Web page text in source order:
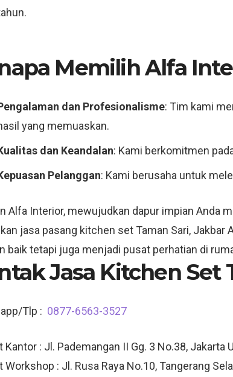
Memilih Alfa
dan Profesionalisme: Tim kami
yang memuaskan.
dan Keandalan: Kami berkomitmen
Pelanggan: Kami berusaha untuk
Alfa Interior, mewujudkan dapur impian Anda
jasa pasang kitchen set Taman Sari,
baik tetapi juga menjadi pusat perhatian di
Jasa Kitchen Set
Tlp : 0877-6563-3527
Kantor : Jl. Pademangan II Gg. 3 No.38, Jakarta
Workshop : Jl. Rusa Raya No.10, Tangerang